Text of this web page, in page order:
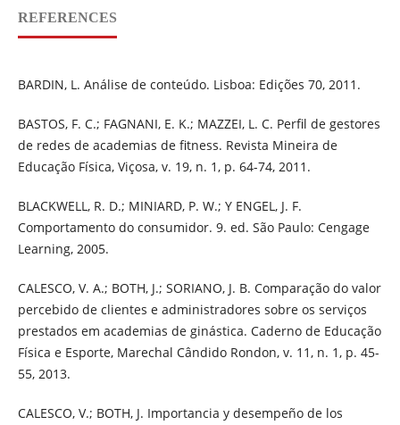
REFERENCES
BARDIN, L. Análise de conteúdo. Lisboa: Edições 70, 2011.
BASTOS, F. C.; FAGNANI, E. K.; MAZZEI, L. C. Perfil de gestores
de redes de academias de fitness. Revista Mineira de
Educação Física, Viçosa, v. 19, n. 1, p. 64-74, 2011.
BLACKWELL, R. D.; MINIARD, P. W.; Y ENGEL, J. F.
Comportamento do consumidor. 9. ed. São Paulo: Cengage
Learning, 2005.
CALESCO, V. A.; BOTH, J.; SORIANO, J. B. Comparação do valor
percebido de clientes e administradores sobre os serviços
prestados em academias de ginástica. Caderno de Educação
Física e Esporte, Marechal Cândido Rondon, v. 11, n. 1, p. 45-
55, 2013.
CALESCO, V.; BOTH, J. Importancia y desempeño de los